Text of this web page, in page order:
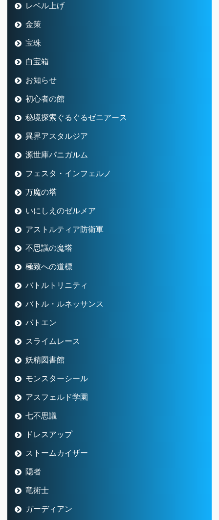
レベル上げ
金策
宝珠
白宝箱
お知らせ
初心者の館
秘境探索ぐるぐるゼニアース
異界アスタルジア
源世庫パニガルム
フェスタ・インフェルノ
万魔の塔
いにしえのゼルメア
アストルティア防衛軍
不思議の魔塔
極致への道標
バトルトリニティ
バトル・ルネッサンス
バトエン
スライムレース
妖精図書館
モンスターシール
アスフェルド学園
七不思議
ドレスアップ
ストームカイザー
隠者
竜術士
ガーディアン